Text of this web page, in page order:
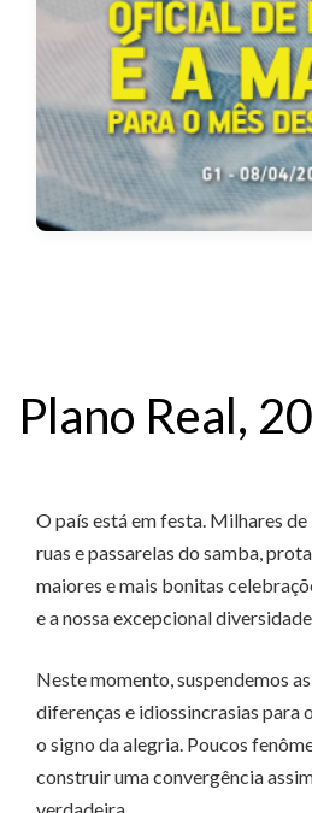
Plano Real, 20
O país está em festa. Milhares
ruas e passarelas do samba,
maiores e mais bonitas
e a nossa excepcional
Neste momento, suspendemos
diferenças e idiossincrasias para
o signo da alegria. Poucos
construir uma convergência